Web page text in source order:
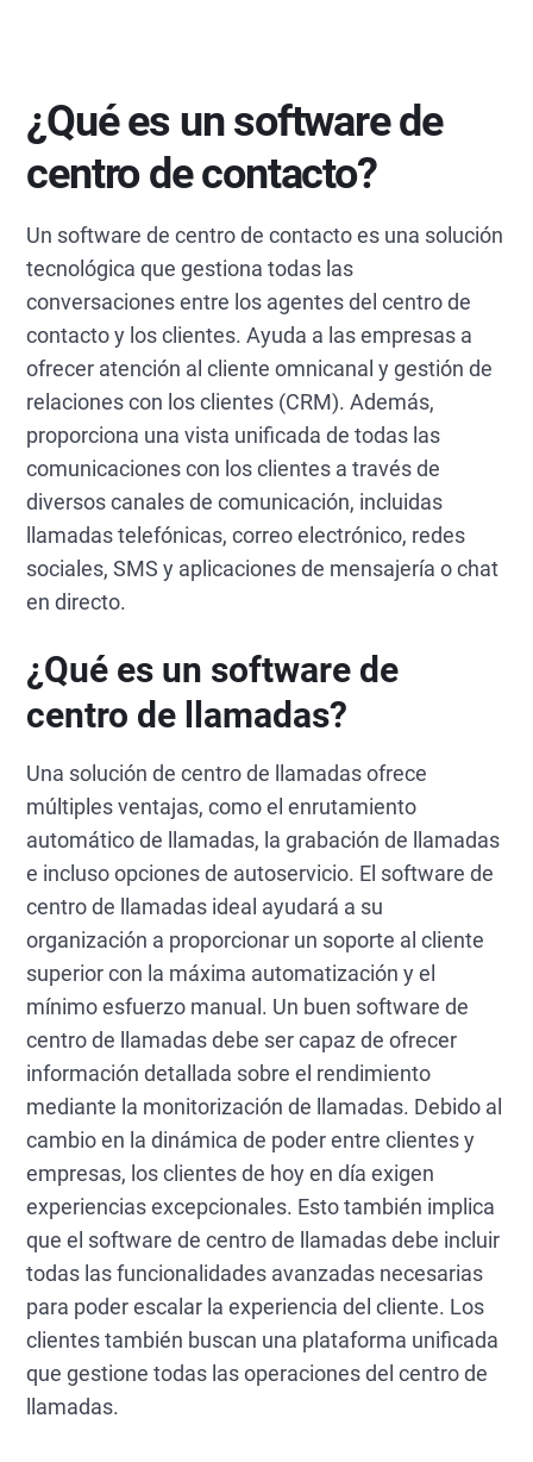
¿Qué es un software de
centro de contacto?
Un software de centro de contacto es una solución
tecnológica que gestiona todas las
conversaciones entre los agentes del centro de
contacto y los clientes. Ayuda a las empresas a
ofrecer atención al cliente omnicanal y gestión de
relaciones con los clientes (CRM). Además,
proporciona una vista unificada de todas las
comunicaciones con los clientes a través de
diversos canales de comunicación, incluidas
llamadas telefónicas, correo electrónico, redes
sociales, SMS y aplicaciones de mensajería o chat
en directo.
¿Qué es un software de
centro de llamadas?
Una solución de centro de llamadas ofrece
múltiples ventajas, como el enrutamiento
automático de llamadas, la grabación de llamadas
e incluso opciones de autoservicio. El software de
centro de llamadas ideal ayudará a su
organización a proporcionar un soporte al cliente
superior con la máxima automatización y el
mínimo esfuerzo manual. Un buen software de
centro de llamadas debe ser capaz de ofrecer
información detallada sobre el rendimiento
mediante la monitorización de llamadas. Debido al
cambio en la dinámica de poder entre clientes y
empresas, los clientes de hoy en día exigen
experiencias excepcionales. Esto también implica
que el software de centro de llamadas debe incluir
todas las funcionalidades avanzadas necesarias
para poder escalar la experiencia del cliente. Los
clientes también buscan una plataforma unificada
que gestione todas las operaciones del centro de
llamadas.